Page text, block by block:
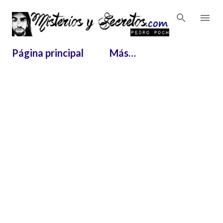
Ir al contenido principal
Página principal Más…